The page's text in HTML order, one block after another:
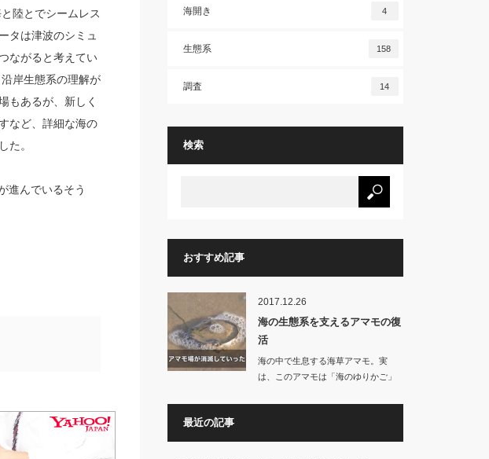
陸とでシームレス
タは津波のシミュ
ながると考えてい
岸生態系の理解が
もあるが、新しく
など、詳細な海の
た。
進んでいるそう
海開き 4
生態系 158
調査 14
検索
おすすめ記事
2017.12.26
海の生態系を支えるアマモの復
活
海の中で生息する海草アマモ。実
は、このアマモは「海のゆりかご」
最近の記事